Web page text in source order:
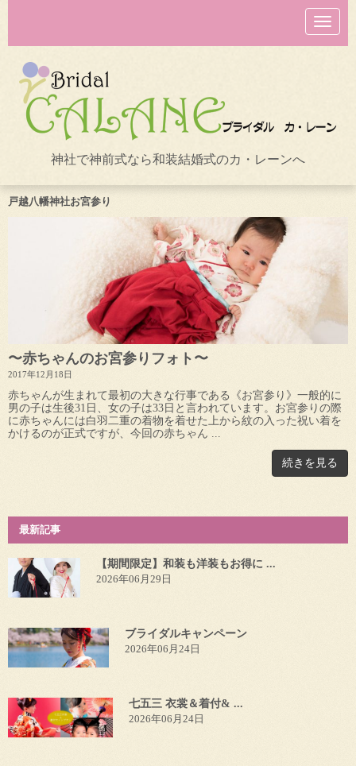
N
a
v
o
n
神社で神前式なら和装結婚式のカ・レーンへ
戸越八幡神社お宮参り
〜赤ちゃんのお宮参りフォト〜
2017年12月18日
赤ちゃんが生まれて最初の大きな行事である《お宮参り》一般的に
男の子は生後31日、女の子は33日と言われています。お宮参りの際
に赤ちゃんには白羽二重の着物を着せた上から紋の入った祝い着を
かけるのが正式ですが、今回の赤ちゃん ...
続きを見る
最新記事
【期間限定】和装も洋装もお得に ...
2026年06月29日
ブライダルキャンペーン
2026年06月24日
七五三 衣裳＆着付& ...
2026年06月24日